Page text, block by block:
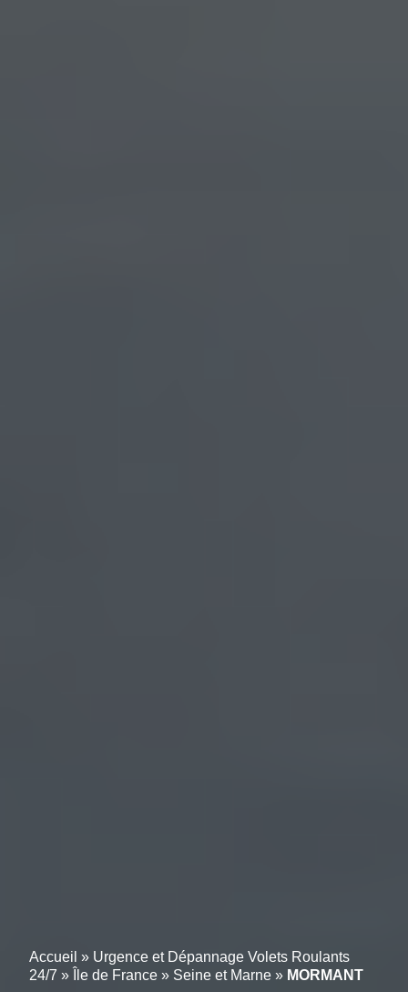
Accueil » Urgence et Dépannage Volets Roulants
24/7 » Île de France » Seine et Marne » MORMANT